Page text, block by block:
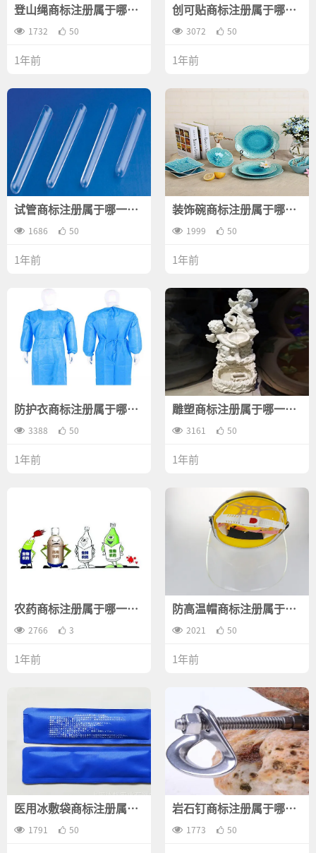
登山绳商标注册属于哪一
类？
1732 50
1年前
创可贴商标注册属于哪一
类？
3072 50
1年前
试管商标注册属于哪一
类？
1686 50
1年前
装饰碗商标注册属于哪一
类？
1999 50
1年前
防护衣商标注册属于哪一
类？
3388 50
1年前
雕塑商标注册属于哪一
类？
3161 50
1年前
农药商标注册属于哪一
类？
2766 3
1年前
防高温帽商标注册属于哪
一类？
2021 50
1年前
医用冰敷袋商标注册属于
哪一类？
1791 50
岩石钉商标注册属于哪一
类？
1773 50